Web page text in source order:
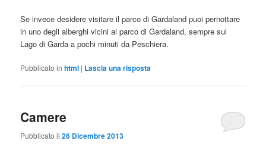
Se invece desidere visitare il parco di Gardaland puoi pernottare
in uno degli alberghi vicini al parco di Gardaland, sempre sul
Lago di Garda a pochi minuti da Peschiera.
Pubblicato in html | Lascia una risposta
Camere
Pubblicato il26 Dicembre 2013